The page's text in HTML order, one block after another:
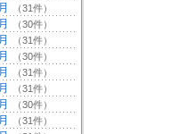
（31件）
（30件）
（31件）
（30件）
（31件）
（31件）
（30件）
（31件）